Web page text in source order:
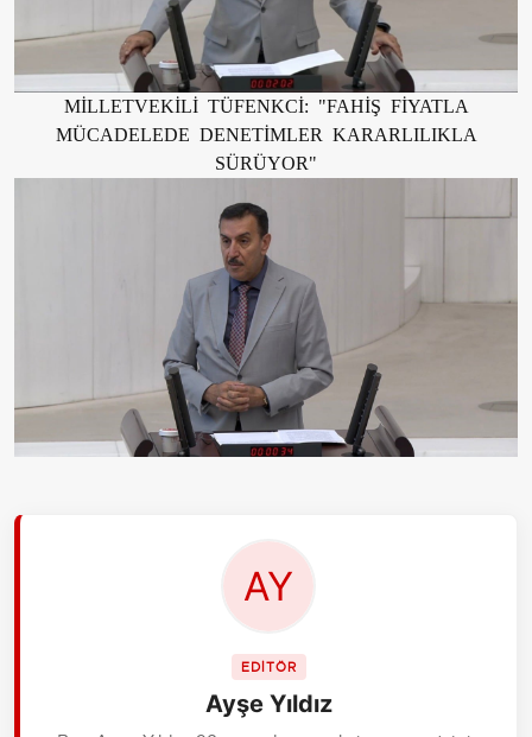
MİLLETVEKİLİ TÜFENKCİ: "FAHİŞ FİYATLA
MÜCADELEDE DENETİMLER KARARLILIKLA
SÜRÜYOR"
EDİTÖR
Ayşe Yıldız